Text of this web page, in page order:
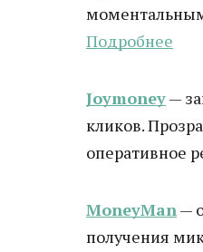
Подробнее
Joymoney—
кликов.
оперативное
MoneyMan—
получения